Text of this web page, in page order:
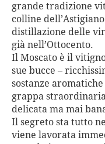
grande tradizione
colline
distillazione delle
già nell’Ottocento.
Il Moscato è il
sue bucce –
sostanze
grappa
delicata ma mai
Il segreto sta tutto
viene lavorata